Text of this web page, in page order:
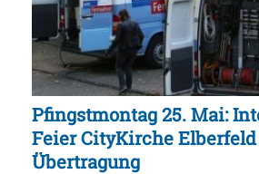
Pfingstmontag 25. Mai:
Feier CityKirche
Übertragung